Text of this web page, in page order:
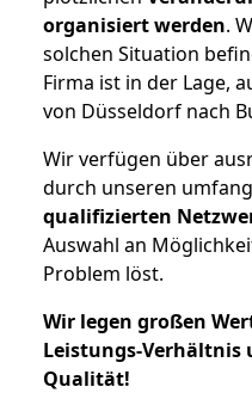
organisiert werden.
solchen Situation
Firma ist in der Lage,
von Düsseldorf nach
Wir verfügen über
durch unseren
qualifizierten
Auswahl an
Problem löst.
Wir legen großen
Leistungs-Verhältnis
Qualität!